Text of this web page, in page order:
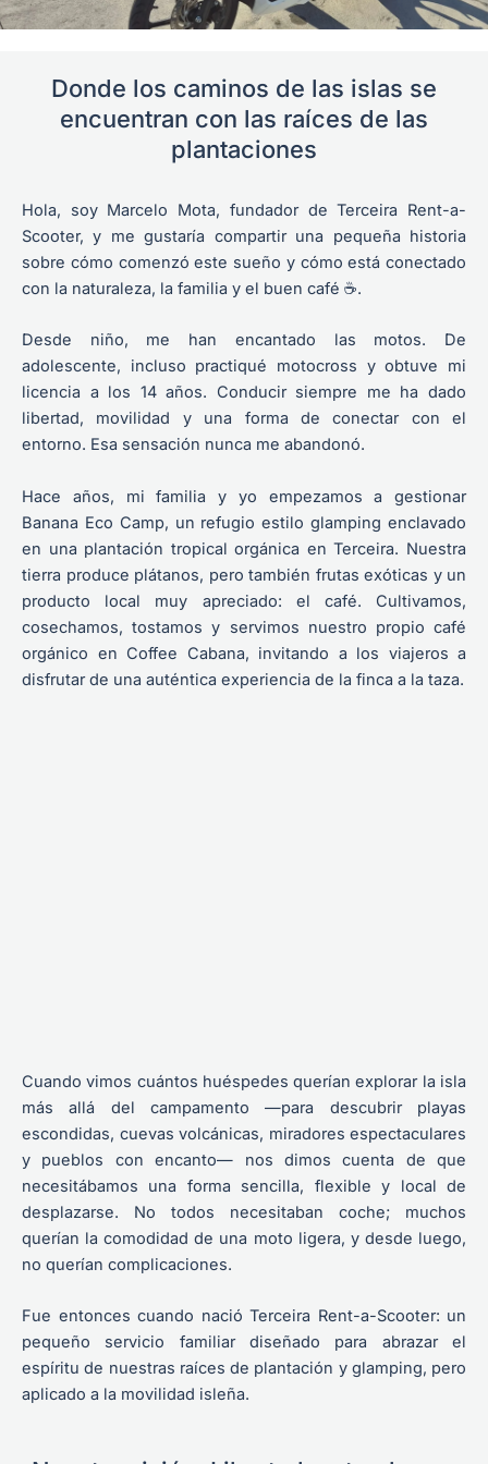
Donde los caminos de las islas se
encuentran con las raíces de las
plantaciones
Hola, soy Marcelo Mota, fundador de Terceira Rent-a-
Scooter, y me gustaría compartir una pequeña historia
sobre cómo comenzó este sueño y cómo está conectado
con la naturaleza, la familia y el buen café ☕.
Desde niño, me han encantado las motos. De
adolescente, incluso practiqué motocross y obtuve mi
licencia a los 14 años. Conducir siempre me ha dado
libertad, movilidad y una forma de conectar con el
entorno. Esa sensación nunca me abandonó.
Hace años, mi familia y yo empezamos a gestionar
Banana Eco Camp, un refugio estilo glamping enclavado
en una plantación tropical orgánica en Terceira. Nuestra
tierra produce plátanos, pero también frutas exóticas y un
producto local muy apreciado: el café. Cultivamos,
cosechamos, tostamos y servimos nuestro propio café
orgánico en Coffee Cabana, invitando a los viajeros a
disfrutar de una auténtica experiencia de la finca a la taza.
Cuando vimos cuántos huéspedes querían explorar la isla
más allá del campamento —para descubrir playas
escondidas, cuevas volcánicas, miradores espectaculares
y pueblos con encanto— nos dimos cuenta de que
necesitábamos una forma sencilla, flexible y local de
desplazarse. No todos necesitaban coche; muchos
querían la comodidad de una moto ligera, y desde luego,
no querían complicaciones.
Fue entonces cuando nació Terceira Rent-a-Scooter: un
pequeño servicio familiar diseñado para abrazar el
espíritu de nuestras raíces de plantación y glamping, pero
aplicado a la movilidad isleña.